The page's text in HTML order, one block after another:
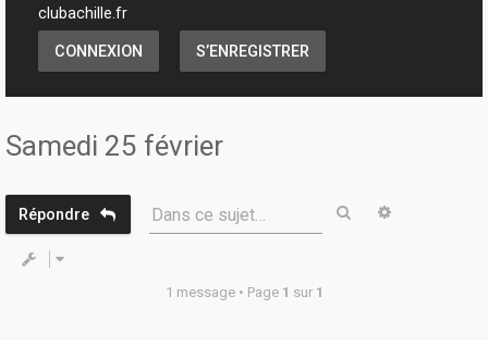
clubachille.fr
CONNEXION S’ENREGISTRER
Samedi 25 février
Répondre Dans ce sujet… Rechercher
1 message • Page 1 sur 1